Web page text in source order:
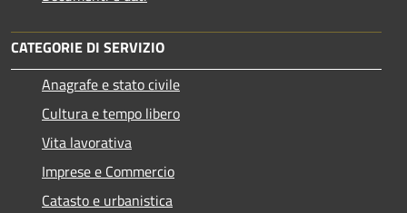
CATEGORIE DI SERVIZIO
Anagrafe e stato civile
Cultura e tempo libero
Vita lavorativa
Imprese e Commercio
Catasto e urbanistica